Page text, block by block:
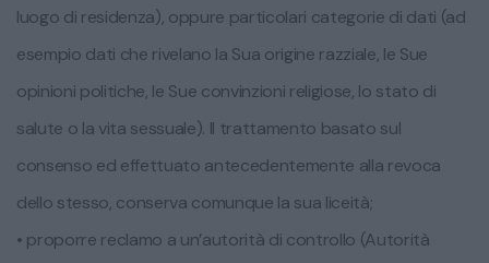
luogo di residenza), oppure particolari categorie di dati (ad
esempio dati che rivelano la Sua origine razziale, le Sue
opinioni politiche, le Sue convinzioni religiose, lo stato di
salute o la vita sessuale). Il trattamento basato sul
consenso ed effettuato antecedentemente alla revoca
dello stesso, conserva comunque la sua liceità;
• proporre reclamo a un’autorità di controllo (Autorità